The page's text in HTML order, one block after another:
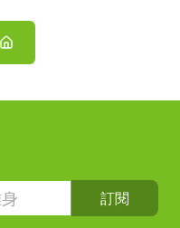
訂閱